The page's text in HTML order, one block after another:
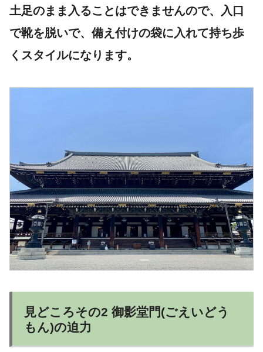
土足のまま入ることはできませんので、入口
で靴を脱いで、備え付けの袋に入れて持ち歩
くスタイルになります。
見どころその2 御影堂門(ごえいどう
もん)の迫力